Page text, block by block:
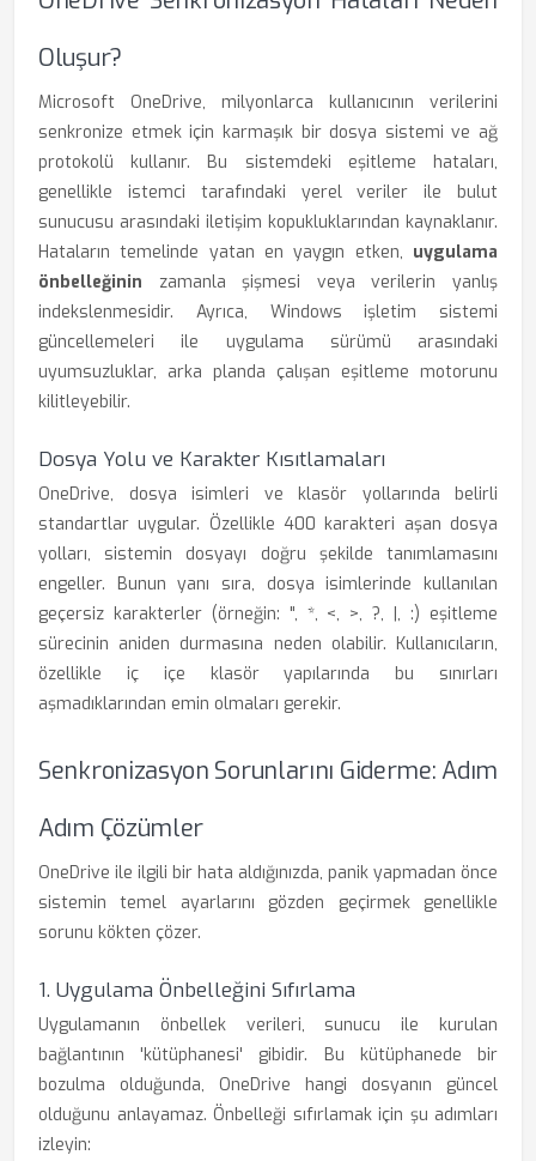
Oluşur?
Microsoft OneDrive, milyonlarca kullanıcının verilerini
senkronize etmek için karmaşık bir dosya sistemi ve ağ
protokolü kullanır. Bu sistemdeki eşitleme hataları,
genellikle istemci tarafındaki yerel veriler ile bulut
sunucusu arasındaki iletişim kopukluklarından kaynaklanır.
Hataların temelinde yatan en yaygın etken, uygulama
önbelleğinin zamanla şişmesi veya verilerin yanlış
indekslenmesidir. Ayrıca, Windows işletim sistemi
güncellemeleri ile uygulama sürümü arasındaki
uyumsuzluklar, arka planda çalışan eşitleme motorunu
kilitleyebilir.
Dosya Yolu ve Karakter Kısıtlamaları
OneDrive, dosya isimleri ve klasör yollarında belirli
standartlar uygular. Özellikle 400 karakteri aşan dosya
yolları, sistemin dosyayı doğru şekilde tanımlamasını
engeller. Bunun yanı sıra, dosya isimlerinde kullanılan
geçersiz karakterler (örneğin: ", *, <, >, ?, |, :) eşitleme
sürecinin aniden durmasına neden olabilir. Kullanıcıların,
özellikle iç içe klasör yapılarında bu sınırları
aşmadıklarından emin olmaları gerekir.
Senkronizasyon Sorunlarını Giderme: Adım
Adım Çözümler
OneDrive ile ilgili bir hata aldığınızda, panik yapmadan önce
sistemin temel ayarlarını gözden geçirmek genellikle
sorunu kökten çözer.
1. Uygulama Önbelleğini Sıfırlama
Uygulamanın önbellek verileri, sunucu ile kurulan
bağlantının 'kütüphanesi' gibidir. Bu kütüphanede bir
bozulma olduğunda, OneDrive hangi dosyanın güncel
olduğunu anlayamaz. Önbelleği sıfırlamak için şu adımları
izleyin: